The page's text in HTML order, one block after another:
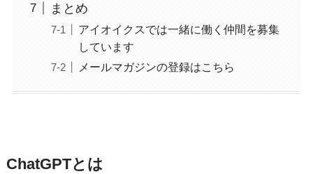
まとめ
アイオイクスでは一緒に働く仲間を募集
しています
メールマガジンの登録はこちら
ChatGPTとは